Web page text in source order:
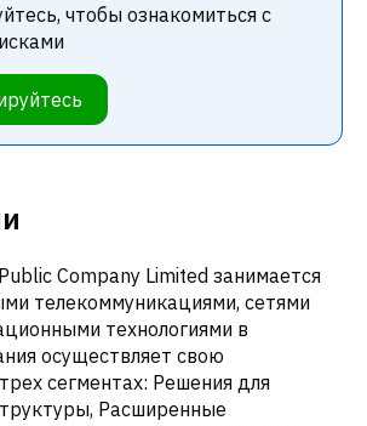
чтобы ознакомиться с
Company Limited занимается
телекоммуникациями, сетями
технологиями в
осуществляет свою
сегментах: Решения для
Расширенные